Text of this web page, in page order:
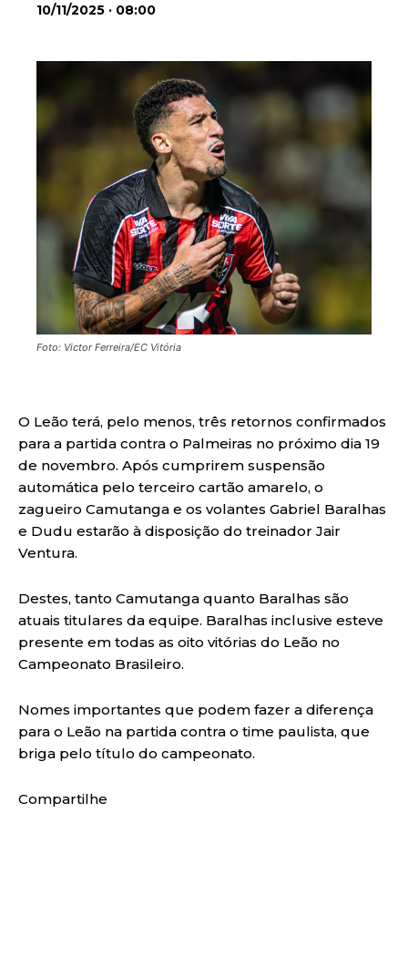
10/11/2025 · 08:00
Foto: Victor Ferreira/EC Vitória
O Leão terá, pelo menos, três retornos confirmados
para a partida contra o Palmeiras no próximo dia 19
de novembro. Após cumprirem suspensão
automática pelo terceiro cartão amarelo, o
zagueiro Camutanga e os volantes Gabriel Baralhas
e Dudu estarão à disposição do treinador Jair
Ventura.
Destes, tanto Camutanga quanto Baralhas são
atuais titulares da equipe. Baralhas inclusive esteve
presente em todas as oito vitórias do Leão no
Campeonato Brasileiro.
Nomes importantes que podem fazer a diferença
para o Leão na partida contra o time paulista, que
briga pelo título do campeonato.
Compartilhe